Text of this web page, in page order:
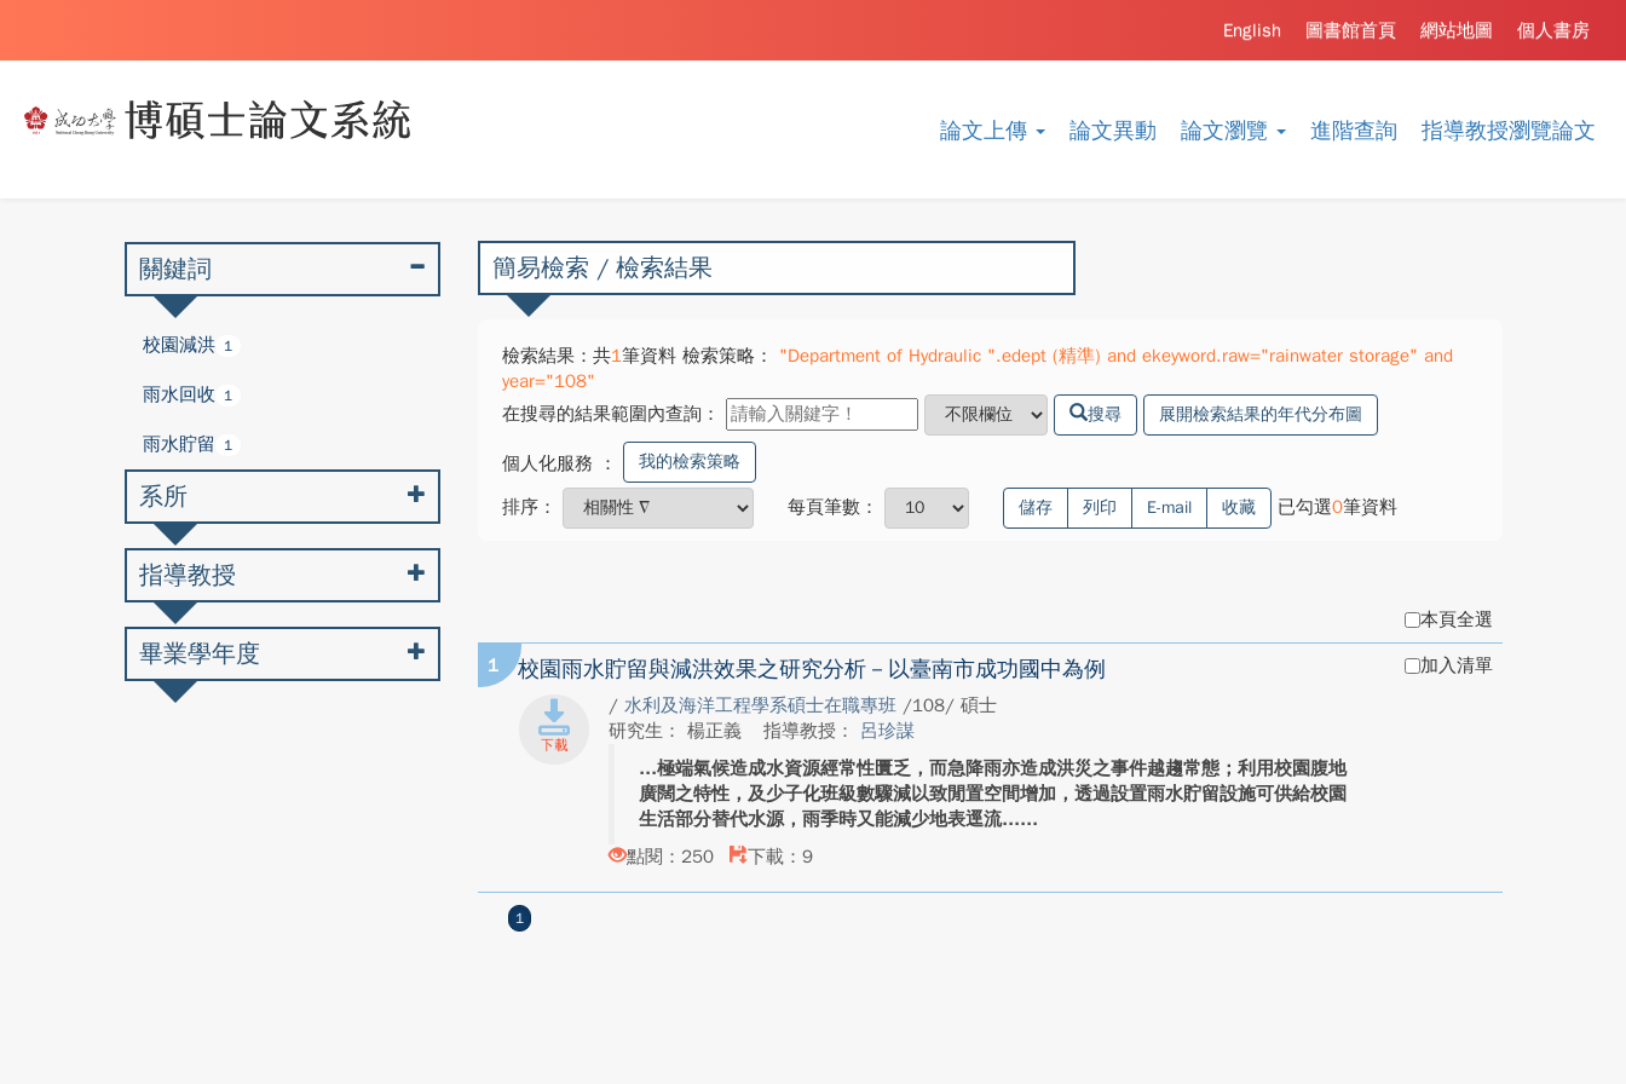
論文上傳 論文異動 論文瀏覽 進階查詢 指導教授瀏覽論文
個人書房
網站地圖
圖書館首頁
English
簡易檢索 / 檢索結果
檢索結果：共1筆資料 檢索策略：
"Department of Hydraulic ".edept (精準) and ekeyword.raw="rainwater storage" and
year="108"
在搜尋的結果範圍內查詢：
搜尋 展開檢索結果的年代分布圖
個人化服務 ： 我的檢索策略
排序： 每頁筆數： 儲存 列印 E-mail 收藏 已勾選0筆資料
本頁全選
1 校園雨水貯留與減洪效果之研究分析－以臺南市成功國中為例
/ 水利及海洋工程學系碩士在職專班 /108/ 碩士
研究生： 楊正義
指導教授： 呂珍謀
極端氣候造成水資源經常性匱乏，而急降雨亦造成洪災之事件越趨常態；利用校園腹地
廣闊之特性，及少子化班級數驟減以致閒置空間增加，透過設置雨水貯留設施可供給校園
生活部分替代水源，雨季時又能減少地表逕流...
點閱：250
下載：9
加入清單
1
關鍵詞
校園減洪 1
雨水回收 1
雨水貯留 1
系所
指導教授
畢業學年度